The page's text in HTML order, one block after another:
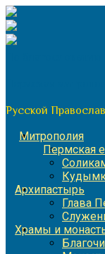
Перейти
к
содержимому
Русской
Митрополия
Пермская
Архипастырь
Глава
Храмы и